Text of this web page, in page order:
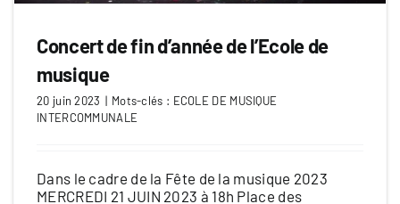
Concert de fin d’année de l’Ecole de
musique
20 juin 2023 | Mots-clés : ECOLE DE MUSIQUE
INTERCOMMUNALE
Dans le cadre de la Fête de la musique 2023
MERCREDI 21 JUIN 2023 à 18h Place des